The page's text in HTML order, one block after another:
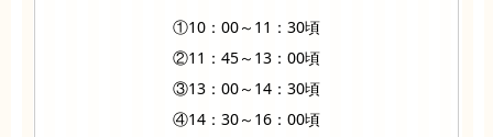
①10：00～11：30頃
②11：45～13：00頃
③13：00～14：30頃
④14：30～16：00頃